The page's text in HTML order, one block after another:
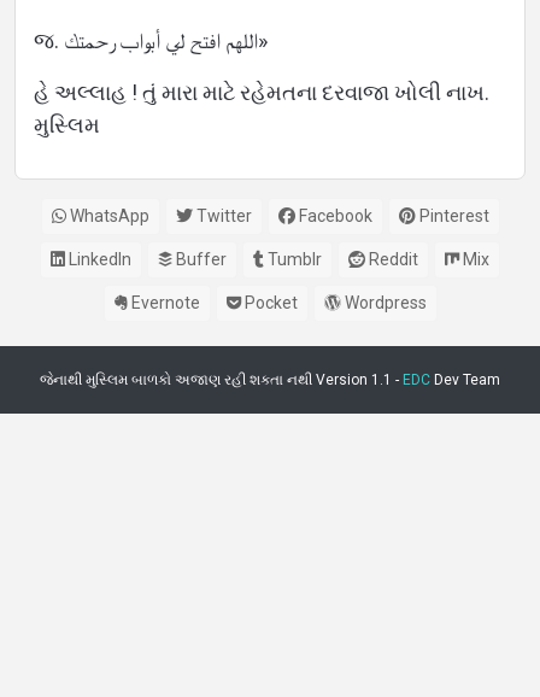
જ. اللهم افتح لي أبواب رحمتك»
હે અલ્લાહ ! તું મારા માટે રહેમતના દરવાજા ખોલી નાખ.
મુસ્લિમ
WhatsApp Twitter Facebook Pinterest
LinkedIn Buffer Tumblr Reddit Mix
Evernote Pocket Wordpress
જેનાથી મુસ્લિમ બાળકો અજાણ રહી શકતા નથી Version 1.1 - EDC Dev Team